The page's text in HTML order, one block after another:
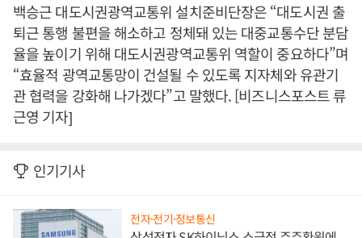
백승근 대도시권광역교통위 설치준비단장은 “대도시권 출
퇴근 통행 불편을 해소하고 정체돼 있는 대중교통수단 분담
율을 높이기 위해 대도시권광역교통위 역할이 중요하다”며
“효율적 광역교통망이 건설될 수 있도록 지자체와 유관기
관 협력을 강화해 나가겠다”고 말했다. [비즈니스포스트 류
근영 기자]
인기기사
전자·전기·정보통신